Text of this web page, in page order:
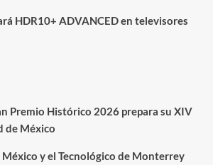
HDR10+ ADVANCED en televisores
Premio Histórico 2026 prepara su XIV
de México
México y el Tecnológico de Monterrey